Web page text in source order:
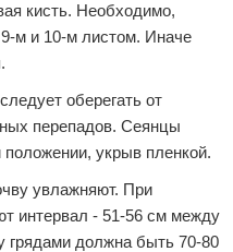
кисть. Необходимо,
м и 10-м листом. Иначе
оберегать от
перепадов. Сеянцы
укрыв пленкой.
увлажняют. При
интервал - 51-56 см между
грядами должна быть 70-80